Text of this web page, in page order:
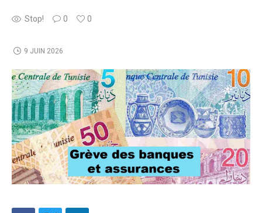
Stop! 0 0
9 JUIN 2026